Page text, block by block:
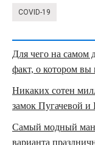
COVID-19
Для чего на самом
факт, о котором вы
Никаких сотен
замок Пугачевой и
Самый модный
варианта